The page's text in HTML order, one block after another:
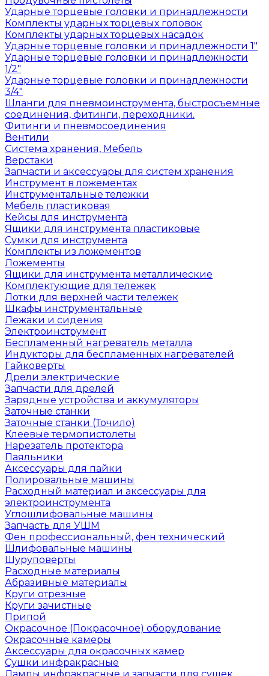
Ударные торцевые головки и принадлежности
Комплекты ударных торцевых головок
Комплекты ударных торцевых насадок
Ударные торцевые головки и принадлежности 1"
Ударные торцевые головки и принадлежности
1/2"
Ударные торцевые головки и принадлежности
3/4"
Шланги для пневмоинструмента, быстросъемные
соединения, фитинги, переходники.
Фитинги и пневмосоединения
Вентили
Система хранения, Мебель
Верстаки
Запчасти и аксессуары для систем хранения
Инструмент в ложементах
Инструментальные тележки
Мебель пластиковая
Кейсы для инструмента
Ящики для инструмента пластиковые
Сумки для инструмента
Комплекты из ложементов
Ложементы
Ящики для инструмента металлические
Комплектующие для тележек
Лотки для верхней части тележек
Шкафы инструментальные
Лежаки и сидения
Электроинструмент
Беспламенный нагреватель металла
Индукторы для беспламенных нагревателей
Гайковерты
Дрели электрические
Запчасти для дрелей
Зарядные устройства и аккумуляторы
Заточные станки
Заточные станки (Точило)
Клеевые термопистолеты
Нарезатель протектора
Паяльники
Аксессуары для пайки
Полировальные машины
Расходный материал и аксессуары для
электроинструмента
Углошлифовальные машины
Запчасть для УШМ
Фен профессиональный, фен технический
Шлифовальные машины
Шуруповерты
Расходные материалы
Абразивные материалы
Круги отрезные
Круги зачистные
Припой
Окрасочное (Покрасочное) оборудование
Окрасочные камеры
Аксессуары для окрасочных камер
Сушки инфракрасные